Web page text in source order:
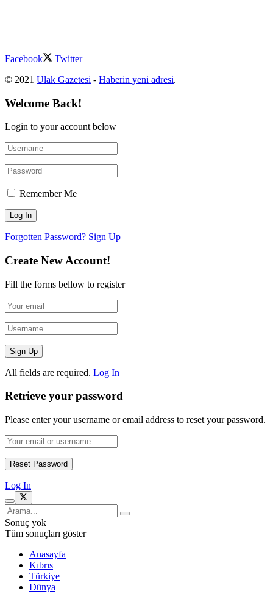
Facebook
Twitter
© 2021 Ulak Gazetesi - Haberin yeni adresi.
Welcome Back!
Login to your account below
Remember Me
Forgotten Password? Sign Up
Create New Account!
Fill the forms bellow to register
All fields are required. Log In
Retrieve your password
Please enter your username or email address to reset your password.
Log In
Sonuç yok
Tüm sonuçları göster
Anasayfa
Kıbrıs
Türkiye
Dünya